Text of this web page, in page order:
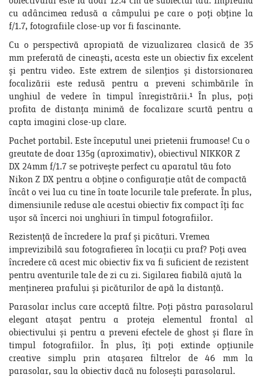
cu adâncimea redusă a câmpului pe care o poți obține la
f/1.7, fotografiile close-up vor fi fascinante.
Cu o perspectivă apropiată de vizualizarea clasică de 35
mm preferată de cineaști, acesta este un obiectiv fix excelent
și pentru video. Este extrem de silențios și distorsionarea
focalizării este redusă pentru a preveni schimbările în
unghiul de vedere în timpul înregistrării.¹ În plus, poți
profita de distanța minimă de focalizare scurtă pentru a
capta imagini close-up clare.
Pachet portabil. Este începutul unei prietenii frumoase! Cu o
greutate de doar 135g (aproximativ), obiectivul NIKKOR Z
DX 24mm f/1.7 se potrivește perfect cu aparatul tău foto
Nikon Z DX pentru a obține o configurație atât de compactă
încât o vei lua cu tine în toate locurile tale preferate. În plus,
dimensiunile reduse ale acestui obiectiv fix compact îți fac
ușor să încerci noi unghiuri în timpul fotografiilor.
Rezistență de încredere la praf și picături. Vremea
imprevizibilă sau fotografierea în locații cu praf? Poți avea
încredere că acest mic obiectiv fix va fi suficient de rezistent
pentru aventurile tale de zi cu zi. Sigilarea fiabilă ajută la
menținerea prafului și picăturilor de apă la distanță.
Parasolar inclus care acceptă filtre. Poți păstra parasolarul
elegant atașat pentru a proteja elementul frontal al
obiectivului și pentru a preveni efectele de ghost și flare în
timpul fotografiilor. În plus, îți poți extinde opțiunile
creative simplu prin atașarea filtrelor de 46 mm la
parasolar, sau la obiectiv dacă nu folosești parasolarul.